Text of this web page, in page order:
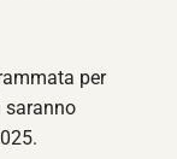
per
saranno